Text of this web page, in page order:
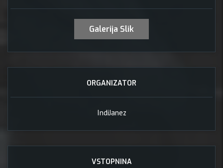
Galerija Slik
ORGANIZATOR
IndiJanez
VSTOPNINA